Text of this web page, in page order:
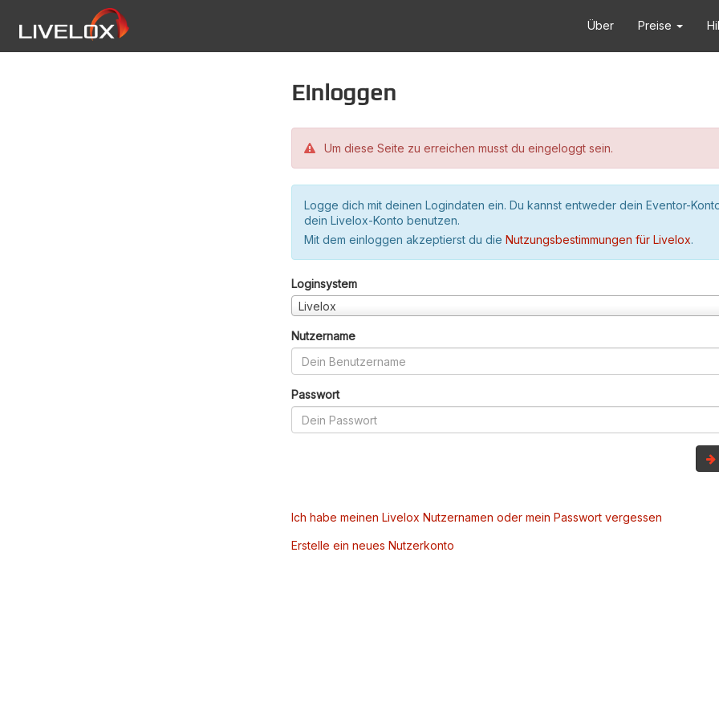
Über Preise
Einloggen
Um diese Seite zu erreichen musst du eingeloggt sein.
Logge dich mit deinen Logindaten ein. Du kannst entweder dein Eventor-
dein Livelox-Konto benutzen.
Mit dem einloggen akzeptierst du die Nutzungsbestimmungen für Livelox.
Loginsystem
Livelox
Nutzername
Passwort
Ich habe meinen Livelox Nutzernamen oder mein Passwort vergessen
Erstelle ein neues Nutzerkonto